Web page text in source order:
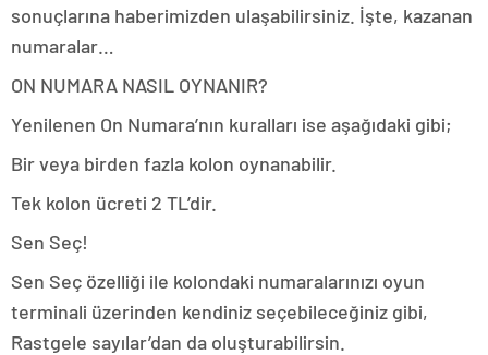
sonuçlarına haberimizden ulaşabilirsiniz. İşte, kazanan
numaralar…
ON NUMARA NASIL OYNANIR?
Yenilenen On Numara’nın kuralları ise aşağıdaki gibi;
Bir veya birden fazla kolon oynanabilir.
Tek kolon ücreti 2 TL’dir.
Sen Seç!
Sen Seç özelliği ile kolondaki numaralarınızı oyun
terminali üzerinden kendiniz seçebileceğiniz gibi,
Rastgele sayılar’dan da oluşturabilirsin.